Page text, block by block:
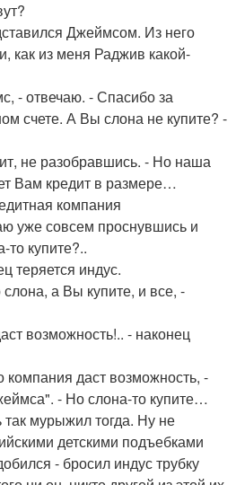
Джеймсом. Из него
как из меня Раджив какой-
- отвечаю. - Спасибо за
счете. А Вы слона не купите? -
не разобравшись. - Но наша
Вам кредит в размере…
компания
уже совсем проснувшись и
то купите?..
теряется индус.
слона, а Вы купите, и все, -
возможность!.. - наконец
компания даст возможность, -
- Но слона-то купите…
мурыжил тогда. Ну не
детскими подъебками
- бросил индус трубку